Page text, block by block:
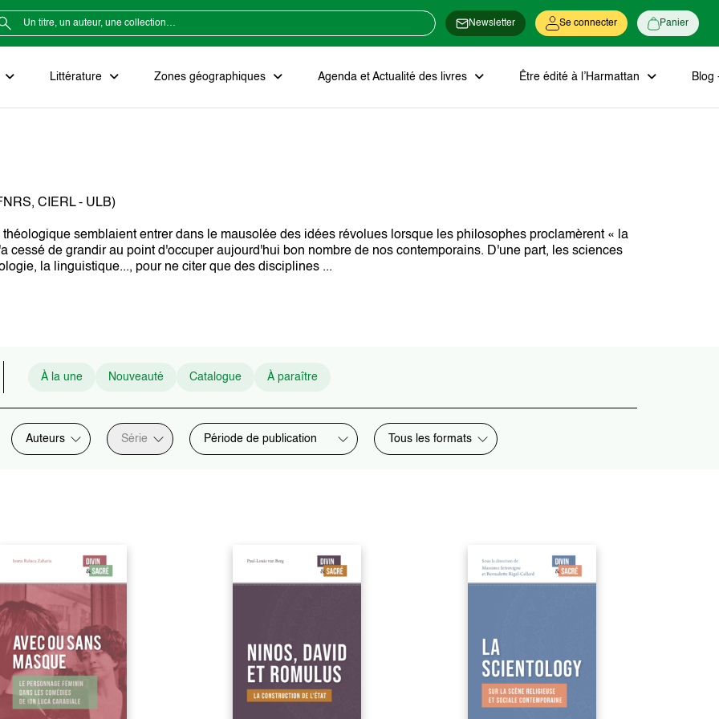
Newsletter Se connecter Panier
Littérature Zones géographiques Agenda et Actualité des livres Être édité à l’Harmattan Blog
CIERL - ULB)
semblaient entrer dans le mausolée des idées révolues lorsque les philosophes proclamèrent « la
cessé de grandir au point d'occuper aujourd'hui bon nombre de nos contemporains. D'une part, les sciences
la linguistique..., pour ne citer que des disciplines ...
À la une Nouveauté Catalogue À paraître
Auteurs Série Période de publication Tous les formats